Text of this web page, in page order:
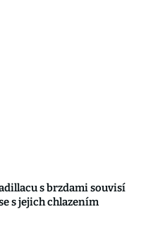
s brzdami souvisí
s jejich chlazením